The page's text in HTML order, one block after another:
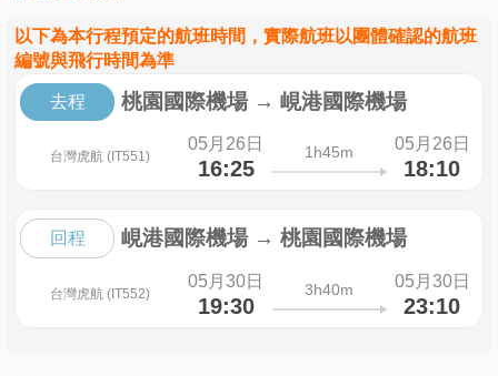
以下為本行程預定的航班時間，實際航班以團體確認的航班
編號與飛行時間為準
去程 桃園國際機場 → 峴港國際機場
台灣虎航 (IT551)
05月26日
16:25
1h45m 05月26日
18:10
回程 峴港國際機場 → 桃園國際機場
台灣虎航 (IT552)
05月30日
19:30
3h40m 05月30日
23:10